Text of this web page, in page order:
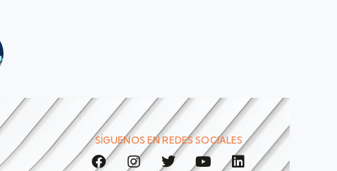
SÍGUENOS EN REDES SOCIALES